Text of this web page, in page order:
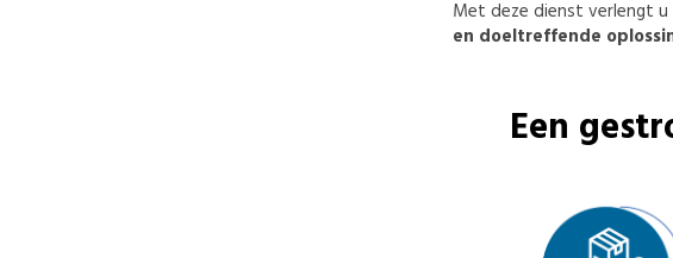
Met deze dienst verlengt
en doeltreffende
Een